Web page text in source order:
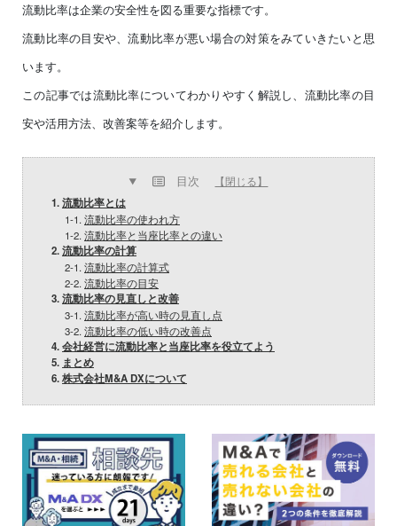
流動比率は企業の安全性を図る重要な指標です。
流動比率の目安や、流動比率が悪い場合の対策をみていきたいと思
います。
この記事では流動比率についてわかりやすく解説し、流動比率の目
安や活用方法、改善案等を紹介します。
目次 【閉じる】
1.流動比率とは
1-1. 流動比率の使われ方
1-2. 流動比率と当座比率との違い
2.流動比率の計算
2-1. 流動比率の計算式
2-2. 流動比率の目安
3.流動比率の見直しと改善
3-1. 流動比率が高い時の見直し点
3-2. 流動比率の低い時の改善点
4.会社経営に流動比率と当座比率を役立てよう
5. まとめ
6.株式会社M&A DXについて